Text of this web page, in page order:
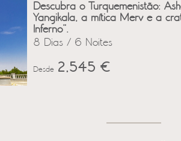
Descubra o Turquemenistão:
Yangikala, a mítica Merv e a
Inferno”.
8 Dias / 6 Noites
Desde 2,545 €